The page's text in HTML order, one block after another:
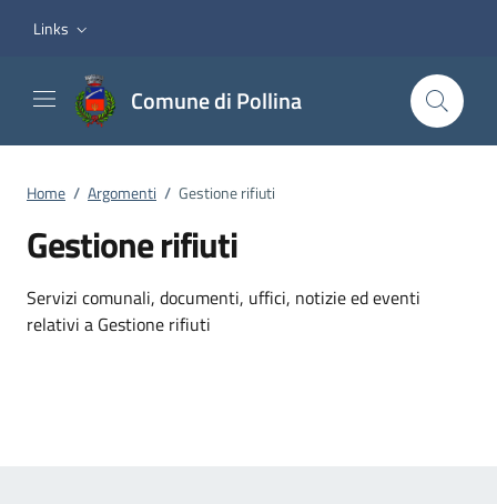
Links
Comune di Pollina
Home / Argomenti / Gestione rifiuti
Gestione rifiuti
Dettagli dell'argomento
Servizi comunali, documenti, uffici, notizie ed eventi
relativi a Gestione rifiuti